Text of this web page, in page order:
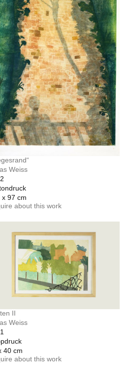
Weiss
x 97 cm
about this work
II
Weiss
40 cm
about this work